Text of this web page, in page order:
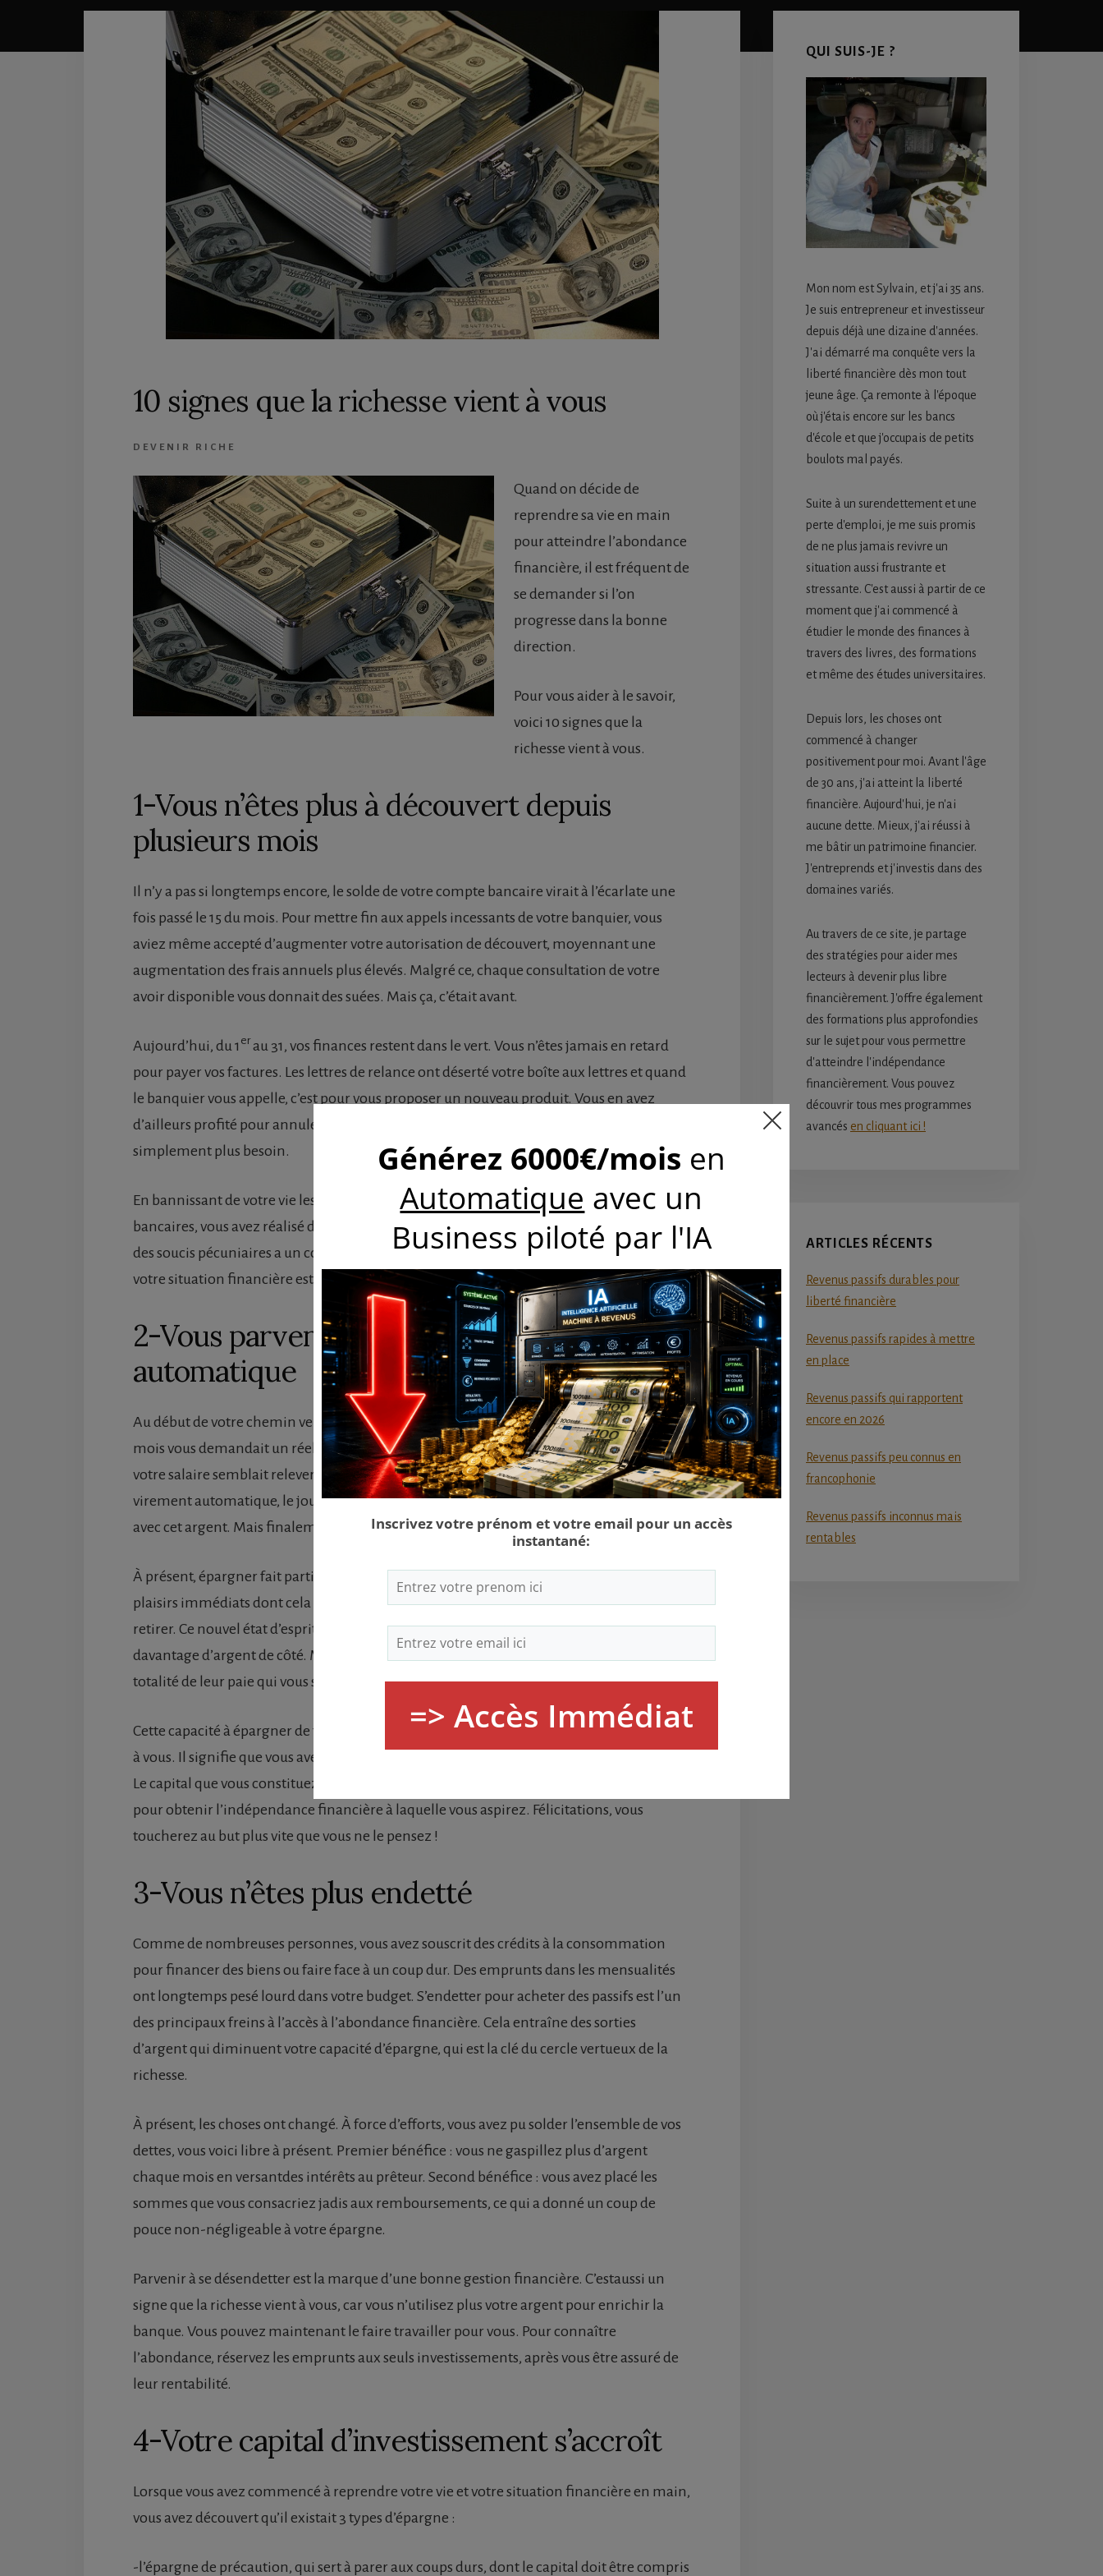
10 signes que la richesse vient à vous
DEVENIR RICHE
Quand on décide de
reprendre sa vie en main
pour atteindre l’abondance
financière, il est fréquent de
se demander si l’on
progresse dans la bonne
direction.
Pour vous aider à le savoir,
voici 10 signes que la
richesse vient à vous.
1-Vous n’êtes plus à découvert depuis
plusieurs mois
Il n’y a pas si longtemps encore, le solde de votre compte bancaire virait à l’écarlate une
fois passé le 15 du mois. Pour mettre fin aux appels incessants de votre banquier, vous
aviez même accepté d’augmenter votre autorisation de découvert, moyennant une
augmentation des frais annuels plus élevés. Malgré ce, chaque consultation de votre
avoir disponible vous donnait des suées. Mais ça, c’était avant.
Aujourd’hui, du 1 er au 31, vos finances restent dans le vert. Vous n’êtes jamais en retard
pour payer vos factures. Les lettres de relance ont déserté votre boîte aux lettres et quand
le banquier vous appelle, c’est pour vous proposer un nouveau produit. Vous en avez
d’ailleurs profité pour annuler votre découvert autorisé, car vous n’en n’avez tout
simplement plus besoin.
En bannissant de votre vie les agios, frais de traitement d’incident et autres pénalités
bancaires, vous avez réalisé de sérieuses économies. Car, aussi paradoxal que ce soit, avoir
des soucis pécuniaires a un coût non négligeable. Cette amélioration significative de
votre situation financière est un excellent signe que la richesse vient à vous !
2-Vous parvenez à épargnez de façon
automatique
Au début de votre chemin vers la richesse et l’indépendance financière, épargner chaque
mois vous demandait un réel effort. Assurer le quotidien en vous passant de 10 % de
votre salaire semblait relever la fiction. Au moment de mettre en place ce fameux
virement automatique, le jour de la paie, vous avez pensé à ce que vous pourriez faire
avec cet argent. Mais finalement, vous avez tenu bon et bien vous en a pris.
À présent, épargner fait partie de votre mode de vie. Vous ne pensez plus aux menus
plaisirs immédiats dont cela vous prive, mais à tous les bénéfices futurs que vous allez en
retirer. Ce nouvel état d’esprit vous a même poussé à faire des économies pour mettre
davantage d’argent de côté. Maintenant, c’est le comportement de ceux qui dépensent la
totalité de leur paie qui vous semble incompréhensible.
Cette capacité à épargner de façon automatique est un signe majeur que la richesse vient
à vous. Il signifie que vous avez à présent l’état d’esprit adéquat pour attirer l’abondance.
Le capital que vous constituez au fil des mois est la base sur laquelle vous pourrez bâtir
pour obtenir l’indépendance financière à laquelle vous aspirez. Félicitations, vous
toucherez au but plus vite que vous ne le pensez !
3-Vous n’êtes plus endetté
Comme de nombreuses personnes, vous avez souscrit des crédits à la consommation
pour financer des biens ou faire face à un coup dur. Des emprunts dans les mensualités
ont longtemps pesé lourd dans votre budget. S’endetter pour acheter des passifs est l’un
des principaux freins à l’accès à l’abondance financière. Cela entraîne des sorties
d’argent qui diminuent votre capacité d’épargne, qui est la clé du cercle vertueux de la
richesse.
À présent, les choses ont changé. À force d’efforts, vous avez pu solder l’ensemble de vos
dettes, vous voici libre à présent. Premier bénéfice : vous ne gaspillez plus d’argent
chaque mois en versantdes intérêts au prêteur. Second bénéfice : vous avez placé les
sommes que vous consacriez jadis aux remboursements, ce qui a donné un coup de
pouce non-négligeable à votre épargne.
Parvenir à se désendetter est la marque d’une bonne gestion financière. C’estaussi un
signe que la richesse vient à vous, car vous n’utilisez plus votre argent pour enrichir la
banque. Vous pouvez maintenant le faire travailler pour vous. Pour connaître
l’abondance, réservez les emprunts aux seuls investissements, après vous être assuré de
leur rentabilité.
4-Votre capital d’investissement s’accroît
Lorsque vous avez commencé à reprendre votre vie et votre situation financière en main,
vous avez découvert qu’il existait 3 types d’épargne :
-l’épargne de précaution, qui sert à parer aux coups durs, dont le capital doit être compris
Sidebar
QUI SUIS-JE ?
Mon nom est Sylvain, et j'ai 35 ans.
Je suis entrepreneur et investisseur
depuis déjà une dizaine d'années.
J'ai démarré ma conquête vers la
liberté financière dès mon tout
jeune âge. Ça remonte à l'époque
où j'étais encore sur les bancs
d'école et que j'occupais de petits
boulots mal payés.
Suite à un surendettement et une
perte d'emploi, je me suis promis
de ne plus jamais revivre un
situation aussi frustrante et
stressante. C'est aussi à partir de ce
moment que j'ai commencé à
étudier le monde des finances à
travers des livres, des formations
et même des études universitaires.
Depuis lors, les choses ont
commencé à changer
positivement pour moi. Avant l'âge
de 30 ans, j'ai atteint la liberté
financière. Aujourd'hui, je n'ai
aucune dette. Mieux, j'ai réussi à
me bâtir un patrimoine financier.
J'entreprends et j'investis dans des
domaines variés.
Au travers de ce site, je partage
des stratégies pour aider mes
lecteurs à devenir plus libre
financièrement. J'offre également
des formations plus approfondies
sur le sujet pour vous permettre
d'atteindre l'indépendance
financièrement. Vous pouvez
découvrir tous mes programmes
avancés en cliquant ici !
ARTICLES RÉCENTS
Revenus passifs durables pour
liberté financière
Revenus passifs rapides à mettre
en place
Revenus passifs qui rapportent
encore en 2026
Revenus passifs peu connus en
francophonie
Revenus passifs inconnus mais
rentables